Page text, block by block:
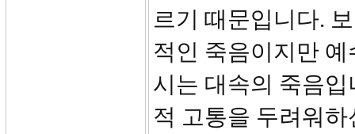
르기 때문입니다.
적인 죽음이지만
시는 대속의 죽음
적 고통을 두려워